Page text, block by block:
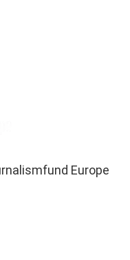
Europe